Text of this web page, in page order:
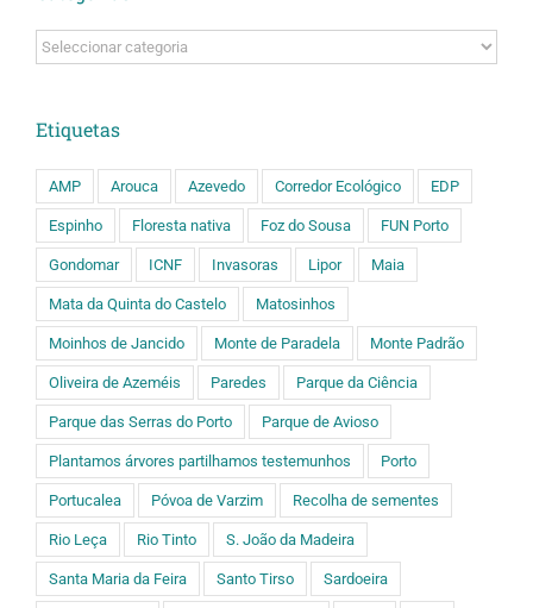
Categorias
Etiquetas
AMP Arouca Azevedo Corredor Ecológico EDP
Espinho Floresta nativa Foz do Sousa FUN Porto
Gondomar ICNF Invasoras Lipor Maia
Mata da Quinta do Castelo Matosinhos
Moinhos de Jancido Monte de Paradela Monte Padrão
Oliveira de Azeméis Paredes Parque da Ciência
Parque das Serras do Porto Parque de Avioso
Plantamos árvores partilhamos testemunhos Porto
Portucalea Póvoa de Varzim Recolha de sementes
Rio Leça Rio Tinto S. João da Madeira
Santa Maria da Feira Santo Tirso Sardoeira